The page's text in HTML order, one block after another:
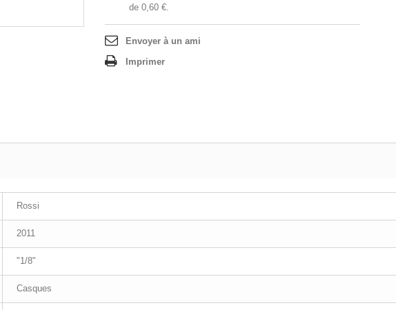
de 0,60 €.
Envoyer à un ami
Imprimer
Rossi
2011
"1/8"
Casques